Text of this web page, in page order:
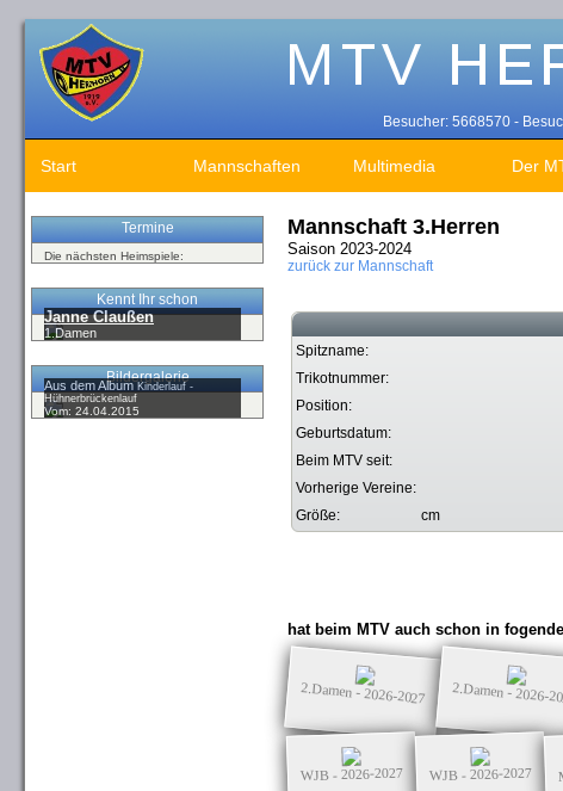
Besucher: 5668570 -
Start Mannschaften Multimedia Der
Termine
Die nächsten Heimspiele:
Kennt Ihr schon
Janne Claußen
1.Damen
Bildergalerie
Aus dem AlbumKinderlauf -
Hühnerbrückenlauf
Vom: 24.04.2015
Mannschaft 3.Herren
Saison 2023-2024
zurück zur Mannschaft
Spitzname:
Trikotnummer:
Position:
Geburtsdatum:
Beim MTV seit:
Vorherige Vereine:
Größe:
cm
hat beim MTV auch schon in
2.Damen - 2026-2027 2.Damen - 2026-
WJB - 2026-2027 WJB - 2026-2027